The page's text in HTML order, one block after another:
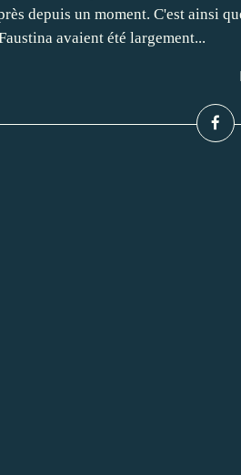
depuis un moment. C'est ainsi
avaient été largement...